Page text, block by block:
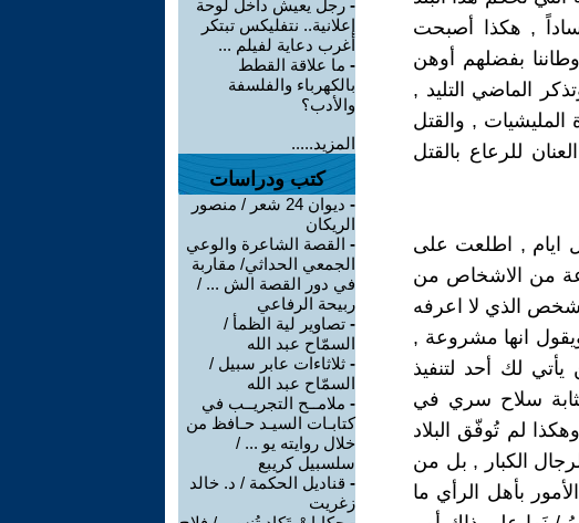
, هكذا أصبحت
بفضلهم أوهن
الماضي التليد ,
, والقتل
للرعاع بالقتل
ايام , اطلعت على
من الاشخاص من
الذي لا اعرفه
انها مشروعة ,
لك أحد لتنفيذ
سلاح سري في
لم تُوفّق البلاد
الكبار , بل من
بأهل الرأي ما
- رجل يعيش داخل لوحة
إعلانية.. نتفليكس تبتكر
أغرب دعاية لفيلم ...
- ما علاقة القطط
بالكهرباء والفلسفة
والأدب؟
المزيد.....
كتب ودراسات
-
ديوان 24 شعر / منصور
الريكان
- القصة الشاعرة والوعي
الجمعي الحداثي/ مقاربة
في دور القصة الش ... /
ربيحة الرفاعي
- تصاوير لية الظمأ /
السمّاح عبد الله
- ثلاثاءات عابر سبيل /
السمّاح عبد الله
- ملامــح التجريــب في
كتابـات السيـد حـافظ من
خلال روايته يو ... /
سلسبيل كريبع
- قناديل الحكمة / د. خالد
زغريت